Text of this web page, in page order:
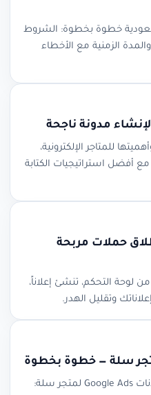
خطوة بخطوة: الشروط
والرسوم (6500 ريال) والمدة الزمنية مع الأخطاء
مدونة ناجحة
للمتاجر الإلكترونية،
أفضل استراتيجيات الكتابة
حملات مربحة
لوحة التحكم، تنشئ إعلاناً،
وتقليل الهدر.
شرح عملي لكيفية إنشاء وإدارة إعلانات Google Ads لمتجر سلة: